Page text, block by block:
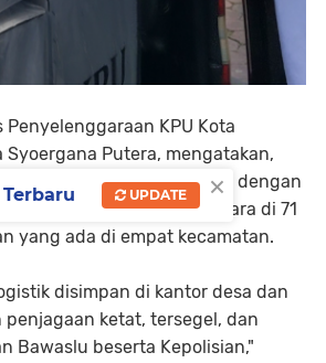
Penyelenggaraan KPU Kota
Syoergana Putera, mengatakan,
akan sampai di 163 TPS, dengan
kotak suara, 652 bilik suara di 71
yang ada di empat kecamatan.
disimpan di kantor desa dan
penjagaan ketat, tersegel, dan
Bawaslu beserta Kepolisian,"
×
UPDATE